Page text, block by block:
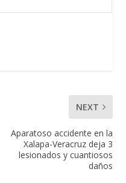
NEXT
Aparatoso accidente en la
Xalapa-Veracruz deja 3
lesionados y cuantiosos
daños